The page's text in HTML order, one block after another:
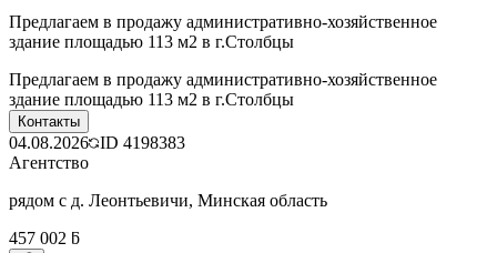
Предлагаем в продажу административно-хозяйственное
здание площадью 113 м2 в г.Столбцы
Предлагаем в продажу административно-хозяйственное
здание площадью 113 м2 в г.Столбцы
Контакты
04.08.2026 ID 4198383
Агентство
рядом с д. Леонтьевичи, Минская область
457 002 ƃ